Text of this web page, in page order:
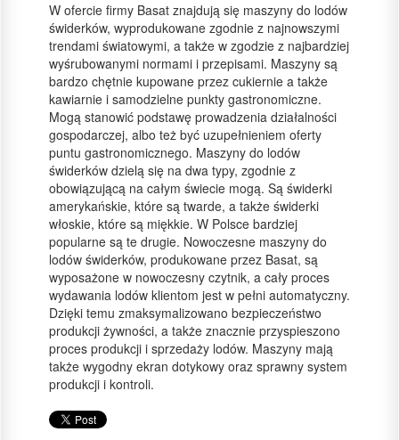
W ofercie firmy Basat znajdują się maszyny do lodów
świderków, wyprodukowane zgodnie z najnowszymi
trendami światowymi, a także w zgodzie z najbardziej
wyśrubowanymi normami i przepisami. Maszyny są
bardzo chętnie kupowane przez cukiernie a także
kawiarnie i samodzielne punkty gastronomiczne.
Mogą stanowić podstawę prowadzenia działalności
gospodarczej, albo też być uzupełnieniem oferty
puntu gastronomicznego. Maszyny do lodów
świderków dzielą się na dwa typy, zgodnie z
obowiązującą na całym świecie mogą. Są świderki
amerykańskie, które są twarde, a także świderki
włoskie, które są miękkie. W Polsce bardziej
popularne są te drugie. Nowoczesne maszyny do
lodów świderków, produkowane przez Basat, są
wyposażone w nowoczesny czytnik, a cały proces
wydawania lodów klientom jest w pełni automatyczny.
Dzięki temu zmaksymalizowano bezpieczeństwo
produkcji żywności, a także znacznie przyspieszono
proces produkcji i sprzedaży lodów. Maszyny mają
także wygodny ekran dotykowy oraz sprawny system
produkcji i kontroli.